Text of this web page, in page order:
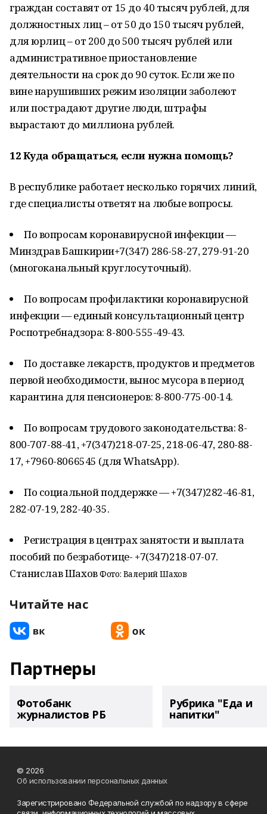
граждан составят от 15 до 40 тысяч рублей, для
должностных лиц – от 50 до 150 тысяч рублей,
для юрлиц – от 200 до 500 тысяч рублей или
административное приостановление
деятельности на срок до 90 суток. Если же по
вине нарушивших режим изоляции заболеют
или пострадают другие люди, штрафы
вырастают до миллиона рублей.
12Куда обращаться, если нужна помощь?
В республике работает несколько горячих линий,
где специалисты ответят на любые вопросы.
По вопросам коронавирусной инфекции —
Минздрав Башкирии+7(347) 286-58-27, 279-91-20
(многоканальный круглосуточный).
По вопросам профилактики коронавирусной
инфекции — единый консультационный центр
Роспотребнадзора: 8-800-555-49-43.
По доставке лекарств, продуктов и предметов
первой необходимости, вынос мусора в период
карантина для пенсионеров: 8-800-775-00-14.
По вопросам трудового законодательства: 8-
800-707-88-41, +7(347)218-07-25, 218-06-47, 280-88-
17, +7960-8066545 (для WhatsApp).
По социальной поддержке — +7(347)282-46-81,
282-07-19, 282-40-35.
Регистрация в центрах занятости и выплата
пособий по безработице- +7(347)218-07-07.
Станислав ШаховФото: Валерий Шахов
Читайте нас
Партнеры
Фотобанк
журналистов РБ
Рубрика "Еда и
напитки"
© 2026
Об использовании персональных данных
Зарегистрировано Федеральной службой по надзору в сфере